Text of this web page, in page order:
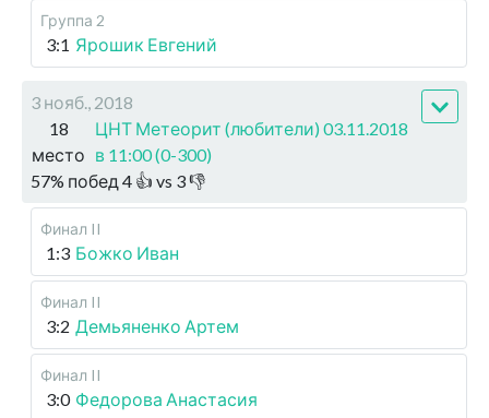
Группа 2
3:1 Ярошик Евгений
3 нояб., 2018
18
место
ЦНТ Метеорит (любители) 03.11.2018
в 11:00 (0-300)
57% побед 4 👍 vs 3👎
Финал II
1:3 Божко Иван
Финал II
3:2 Демьяненко Артем
Финал II
3:0 Федорова Анастасия